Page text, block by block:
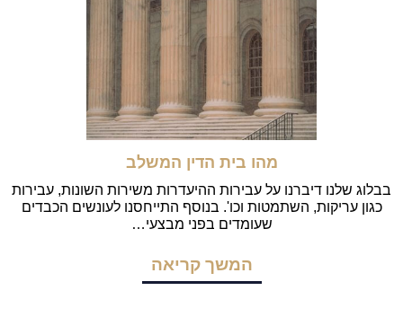
מהו בית הדין המשלב
בבלוג שלנו דיברנו על עבירות ההיעדרות משירות השונות, עבירות
כגון עריקות, השתמטות וכו'. בנוסף התייחסנו לעונשים הכבדים
שעומדים בפני מבצעי…
המשך קריאה